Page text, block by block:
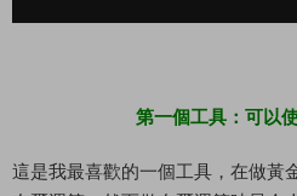
第一個工具：可以
這是我最喜歡的一個工具，在做黃